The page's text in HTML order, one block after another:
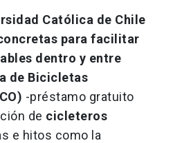
Católica de Chile
para facilitar
dentro y entre
de Bicicletas
-préstamo gratuito
de cicleteros
e hitos como la